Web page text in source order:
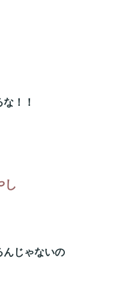
！！
し
んじゃないの